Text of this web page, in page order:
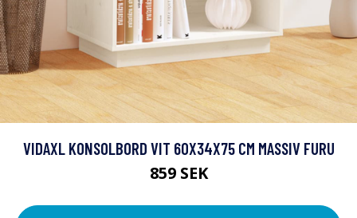
VIDAXL KONSOLBORD VIT 60X34X75 CM MASSIV FURU
859 SEK